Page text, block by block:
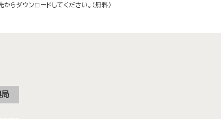
らダウンロードしてください。（無料）